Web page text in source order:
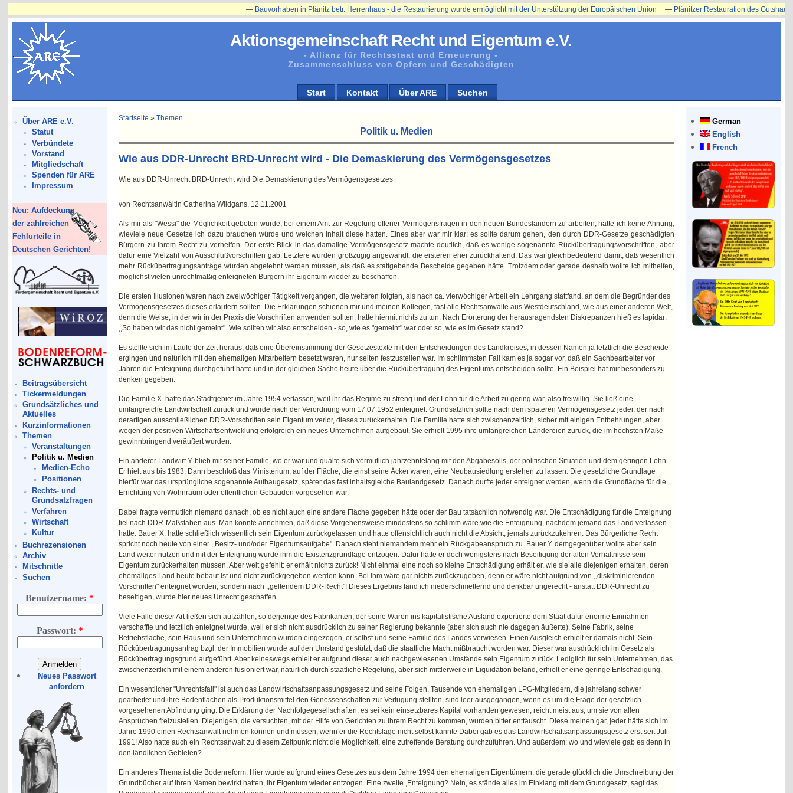
Aktionsgemeinschaft Recht und Eigentum e.V.
- Allianz für Rechtsstaat und Erneuerung -
Zusammenschluss von Opfern und Geschädigten
Start Kontakt Über ARE Suchen
Über ARE e.V.
Statut
Verbündete
Vorstand
Mitgliedschaft
Spenden für ARE
Impressum
Neu: Aufdeckung
der zahlreichen
Fehlurteile in
Deutschen Gerichten!
Beitragsübersicht
Tickermeldungen
Grundsätzliches und
Aktuelles
Kurzinformationen
Themen
Veranstaltungen
Politik u. Medien
Medien-Echo
Positionen
Rechts- und
Grundsatzfragen
Verfahren
Wirtschaft
Kultur
Buchrezensionen
Archiv
Mitschnitte
Suchen
Benutzername:*
Passwort: *
Neues Passwort
anfordern
German
English
French
Bauvorhaben in Plänitz betr. Herrenhaus - die Restaurierung wurde ermöglicht mit der Unterstützung der Europäischen Union —Plänitzer Restauration des Gutshauses
Startseite »Themen
Politik u. Medien
Wie aus DDR-Unrecht BRD-Unrecht wird - Die Demaskierung des Vermögensgesetzes
Wie aus DDR-Unrecht BRD-Unrecht wird Die Demaskierung des Vermögensgesetzes
von Rechtsanwältin Catherina Wildgans, 12.11.2001
Als mir als "Wessi" die Möglichkeit geboten wurde, bei einem Amt zur Regelung offener Vermögensfragen in den neuen Bundesländern zu arbeiten, hatte ich keine Ahnung,
wieviele neue Gesetze ich dazu brauchen würde und welchen Inhalt diese hatten. Eines aber war mir klar: es sollte darum gehen, den durch DDR-Gesetze geschädigten
Bürgern zu ihrem Recht zu verhelfen. Der erste Blick in das damalige Vermögensgesetz machte deutlich, daß es wenige sogenannte Rückübertragungsvorschriften, aber
dafür eine Vielzahl von Ausschlußvorschriften gab. Letztere wurden großzügig angewandt, die ersteren eher zurückhaltend. Das war gleichbedeutend damit, daß wesentlich
mehr Rückübertragungsanträge würden abgelehnt werden müssen, als daß es stattgebende Bescheide gegeben hätte. Trotzdem oder gerade deshalb wollte ich mithelfen,
möglichst vielen unrechtmäßig enteigneten Bürgern ihr Eigentum wieder zu beschaffen.
Die ersten Illusionen waren nach zweiwöchiger Tätigkeit vergangen, die weiteren folgten, als nach ca. vierwöchiger Arbeit ein Lehrgang stattfand, an dem die Begründer des
Vermögensgesetzes dieses erläutern sollten. Die Erklärungen schienen mir und meinen Kollegen, fast alle Rechtsanwälte aus Westdeutschland, wie aus einer anderen Welt,
denn die Weise, in der wir in der Praxis die Vorschriften anwenden sollten, hatte hiermit nichts zu tun. Nach Erörterung der herausragendsten Diskrepanzen hieß es lapidar:
,,So haben wir das nicht gemeint". Wie sollten wir also entscheiden - so, wie es "gemeint" war oder so, wie es im Gesetz stand?
Es stellte sich im Laufe der Zeit heraus, daß eine Übereinstimmung der Gesetzestexte mit den Entscheidungen des Landkreises, in dessen Namen ja letztlich die Bescheide
ergingen und natürlich mit den ehemaligen Mitarbeitern besetzt waren, nur selten festzustellen war. Im schlimmsten Fall kam es ja sogar vor, daß ein Sachbearbeiter vor
Jahren die Enteignung durchgeführt hatte und in der gleichen Sache heute über die Rückübertragung des Eigentums entscheiden sollte. Ein Beispiel hat mir besonders zu
denken gegeben:
Die Familie X. hatte das Stadtgebiet im Jahre 1954 verlassen, weil ihr das Regime zu streng und der Lohn für die Arbeit zu gering war, also freiwillig. Sie ließ eine
umfangreiche Landwirtschaft zurück und wurde nach der Verordnung vom 17.07.1952 enteignet. Grundsätzlich sollte nach dem späteren Vermögensgesetz jeder, der nach
derartigen ausschließlichen DDR-Vorschriften sein Eigentum verlor, dieses zurückerhalten. Die Familie hatte sich zwischenzeitlich, sicher mit einigen Entbehrungen, aber
wegen der positiven Wirtschaftsentwicklung erfolgreich ein neues Unternehmen aufgebaut. Sie erhielt 1995 ihre umfangreichen Ländereien zurück, die im höchsten Maße
gewinnbringend veräußert wurden.
Ein anderer Landwirt Y. blieb mit seiner Familie, wo er war und quälte sich vermutlich jahrzehntelang mit den Abgabesolls, der politischen Situation und dem geringen Lohn.
Er hielt aus bis 1983. Dann beschloß das Ministerium, auf der Fläche, die einst seine Äcker waren, eine Neubausiedlung erstehen zu lassen. Die gesetzliche Grundlage
hierfür war das ursprüngliche sogenannte Aufbaugesetz, später das fast inhaltsgleiche Baulandgesetz. Danach durfte jeder enteignet werden, wenn die Grundfläche für die
Errichtung von Wohnraum oder öffentlichen Gebäuden vorgesehen war.
Dabei fragte vermutlich niemand danach, ob es nicht auch eine andere Fläche gegeben hätte oder der Bau tatsächlich notwendig war. Die Entschädigung für die Enteignung
fiel nach DDR-Maßstäben aus. Man könnte annehmen, daß diese Vorgehensweise mindestens so schlimm wäre wie die Enteignung, nachdem jemand das Land verlassen
hatte. Bauer X. hatte schließlich wissentlich sein Eigentum zurückgelassen und hatte offensichtlich auch nicht die Absicht, jemals zurückzukehren. Das Bürgerliche Recht
spricht noch heute von einer ,,Besitz- und/oder Eigentumsaufgabe". Danach steht niemandem mehr ein Rückgabeanspruch zu. Bauer Y. demgegenüber wollte aber sein
Land weiter nutzen und mit der Enteignung wurde ihm die Existenzgrundlage entzogen. Dafür hätte er doch wenigstens nach Beseitigung der alten Verhältnisse sein
Eigentum zurückerhalten müssen. Aber weit gefehlt: er erhält nichts zurück! Nicht einmal eine noch so kleine Entschädigung erhält er, wie sie alle diejenigen erhalten, deren
ehemaliges Land heute bebaut ist und nicht zurückgegeben werden kann. Bei ihm wäre gar nichts zurückzugeben, denn er wäre nicht aufgrund von ,,diskriminierenden
Vorschriften" enteignet worden, sondern nach ,,geltendem DDR-Recht"! Dieses Ergebnis fand ich niederschmetternd und denkbar ungerecht - anstatt DDR-Unrecht zu
beseitigen, wurde hier neues Unrecht geschaffen.
Viele Fälle dieser Art ließen sich aufzählen, so derjenige des Fabrikanten, der seine Waren ins kapitalistische Ausland exportierte dem Staat dafür enorme Einnahmen
verschaffte und letztlich enteignet wurde, weil er sich nicht ausdrücklich zu seiner Regierung bekannte (aber sich auch nie dagegen äußerte). Seine Fabrik, seine
Betriebsfläche, sein Haus und sein Unternehmen wurden eingezogen, er selbst und seine Familie des Landes verwiesen. Einen Ausgleich erhielt er damals nicht. Sein
Rückübertragungsantrag bzgl. der Immobilien wurde auf den Umstand gestützt, daß die staatliche Macht mißbraucht worden war. Dieser war ausdrücklich im Gesetz als
Rückübertragungsgrund aufgeführt. Aber keineswegs erhielt er aufgrund dieser auch nachgewiesenen Umstände sein Eigentum zurück. Lediglich für sein Unternehmen, das
zwischenzeitlich mit einem anderen fusioniert war, natürlich durch staatliche Regelung, aber sich mittlerweile in Liquidation befand, erhielt er eine geringe Entschädigung.
Ein wesentlicher "Unrechtsfall" ist auch das Landwirtschaftsanpassungsgesetz und seine Folgen. Tausende von ehemaligen LPG-Mitgliedern, die jahrelang schwer
gearbeitet und ihre Bodenflächen als Produktionsmittel den Genossenschaften zur Verfügung stellten, sind leer ausgegangen, wenn es um die Frage der gesetzlich
vorgesehenen Abfindung ging. Die Erklärung der Nachfolgegesellschaften, es sei kein einsetzbares Kapital vorhanden gewesen, reicht meist aus, um sie von allen
Ansprüchen freizustellen. Diejenigen, die versuchten, mit der Hilfe von Gerichten zu ihrem Recht zu kommen, wurden bitter enttäuscht. Diese meinen gar, jeder hätte sich im
Jahre 1990 einen Rechtsanwalt nehmen können und müssen, wenn er die Rechtslage nicht selbst kannte Dabei gab es das Landwirtschaftsanpassungsgesetz erst seit Juli
1991! Also hatte auch ein Rechtsanwalt zu diesem Zeitpunkt nicht die Möglichkeit, eine zutreffende Beratung durchzuführen. Und außerdem: wo und wieviele gab es denn in
den ländlichen Gebieten?
Ein anderes Thema ist die Bodenreform. Hier wurde aufgrund eines Gesetzes aus dem Jahre 1994 den ehemaligen Eigentümern, die gerade glücklich die Umschreibung der
Grundbücher auf ihren Namen bewirkt hatten, ihr Eigentum wieder entzogen. Eine zweite ,Enteignung? Nein, es stände alles im Einklang mit dem Grundgesetz, sagt das